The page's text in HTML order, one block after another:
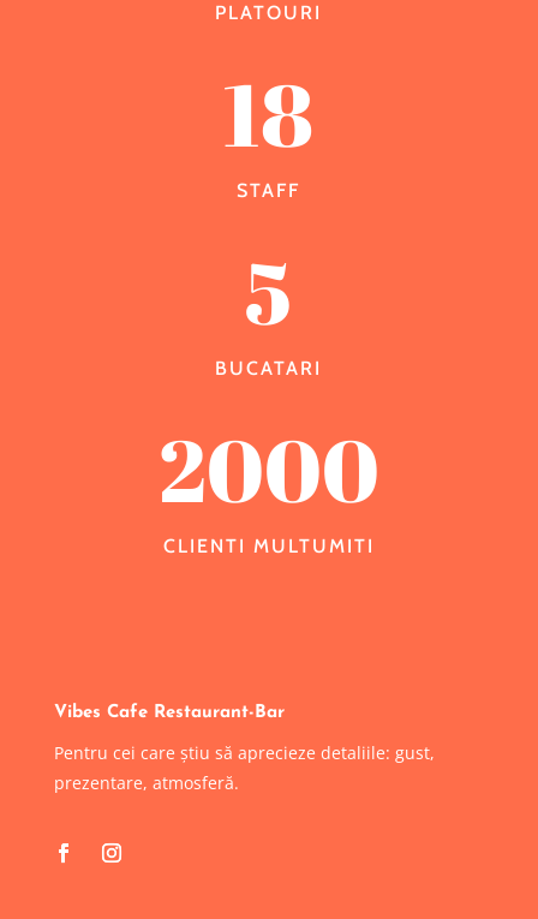
PLATOURI
18
STAFF
5
BUCATARI
2000
CLIENTI MULTUMITI
Vibes Cafe Restaurant-Bar
Pentru cei care știu să aprecieze detaliile: gust,
prezentare, atmosferă.